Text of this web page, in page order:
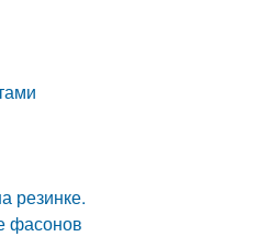
резинке.
фасонов